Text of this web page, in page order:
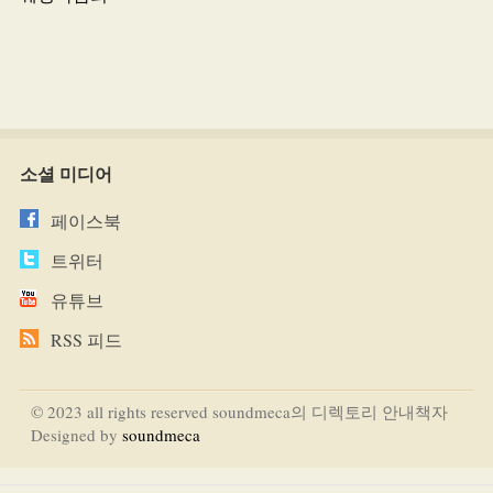
소셜 미디어
페이스북
트위터
유튜브
RSS 피드
© 2023 all rights reserved soundmeca의 디렉토리 안내책자
Designed by soundmeca